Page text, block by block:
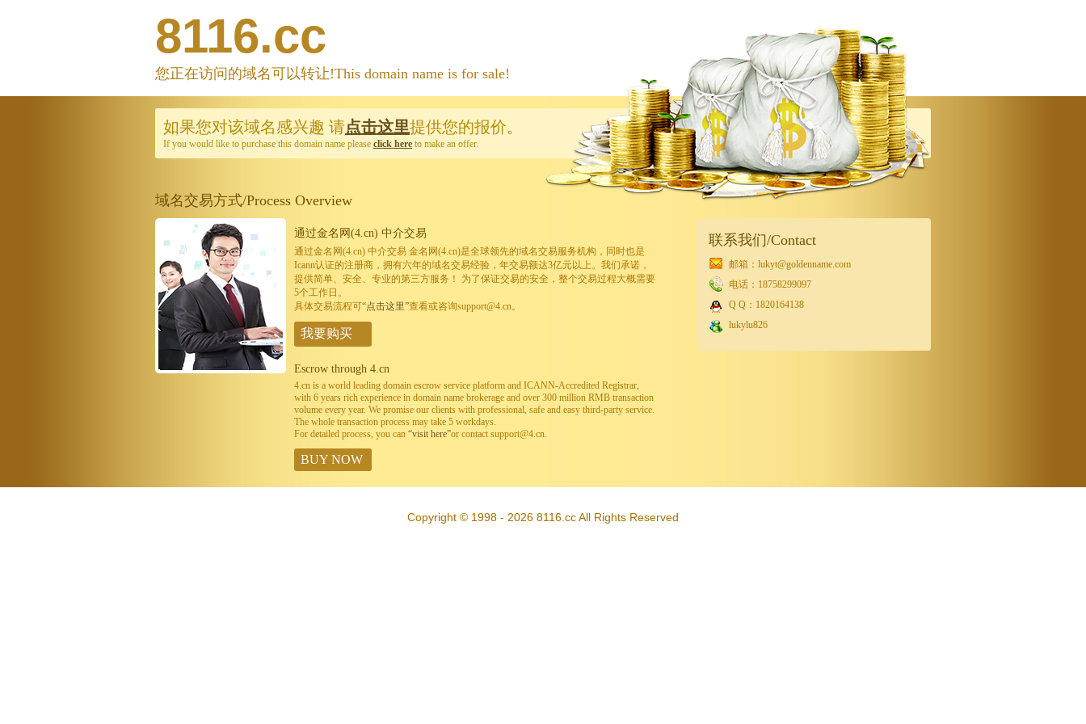
8116.cc
您正在访问的域名可以转让!This domain name is for sale!
如果您对该域名感兴趣 请点击这里提供您的报价。
If you would like to purchase this domain name please click here to make an offer.
域名交易方式/Process Overview
通过金名网(4.cn) 中介交易
通过金名网(4.cn) 中介交易 金名网(4.cn)是全球领先的域名交易服务机构，同时也是
Icann认证的注册商，拥有六年的域名交易经验，年交易额达3亿元以上。我们承诺，
提供简单、安全、专业的第三方服务！ 为了保证交易的安全，整个交易过程大概需要
5个工作日。
具体交易流程可“点击这里”查看或咨询support@4.cn。
我要购买
Escrow through 4.cn
4.cn is a world leading domain escrow service platform and ICANN-Accredited Registrar,
with 6 years rich experience in domain name brokerage and over 300 million RMB transaction
volume every year. We promise our clients with professional, safe and easy third-party service.
The whole transaction process may take 5 workdays.
For detailed process, you can “visit here”or contact support@4.cn.
BUY NOW
联系我们/Contact
邮箱：lukyt@goldenname.com
电话：18758299097
Q Q：1820164138
lukylu826
Copyright © 1998 - 2026 8116.cc All Rights Reserved